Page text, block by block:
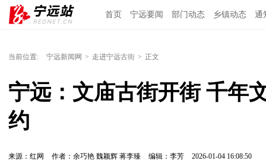
首页 宁远要闻 部门动态 乡镇动态 通
当前位置: 宁远新闻网 > 走进宁远古街 > 正文
宁远：文庙古街开街 千年
约
来源：红网 作者：余巧艳 魏颖辉 蒋李臻 编辑：李芳 2026-01-04 16:08:50